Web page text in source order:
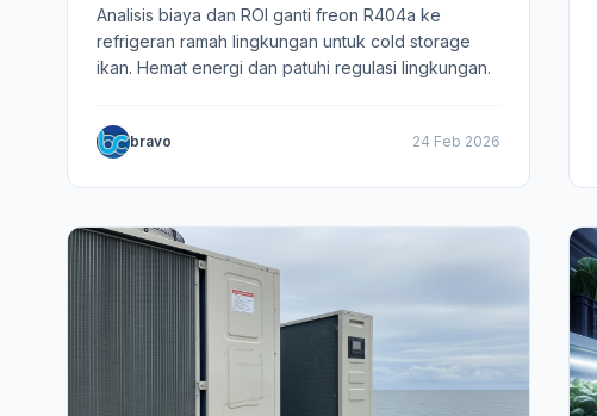
Analisis biaya dan ROI ganti freon R404a ke
refrigeran ramah lingkungan untuk cold storage
ikan. Hemat energi dan patuhi regulasi lingkungan.
bravo 24 Feb 2026